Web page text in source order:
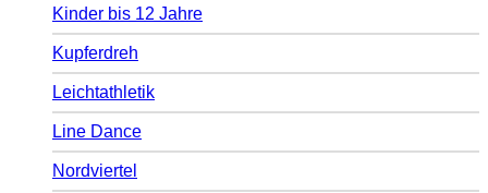
Kinder bis 12 Jahre
Kupferdreh
Leichtathletik
Line Dance
Nordviertel